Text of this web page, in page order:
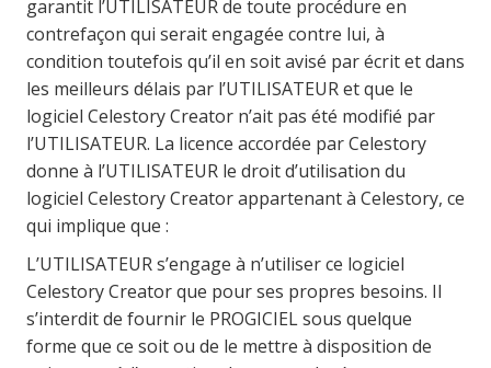
garantit l’UTILISATEUR de toute procédure en
contrefaçon qui serait engagée contre lui, à
condition toutefois qu’il en soit avisé par écrit et dans
les meilleurs délais par l’UTILISATEUR et que le
logiciel Celestory Creator n’ait pas été modifié par
l’UTILISATEUR. La licence accordée par Celestory
donne à l’UTILISATEUR le droit d’utilisation du
logiciel Celestory Creator appartenant à Celestory, ce
qui implique que :
L’UTILISATEUR s’engage à n’utiliser ce logiciel
Celestory Creator que pour ses propres besoins. Il
s’interdit de fournir le PROGICIEL sous quelque
forme que ce soit ou de le mettre à disposition de